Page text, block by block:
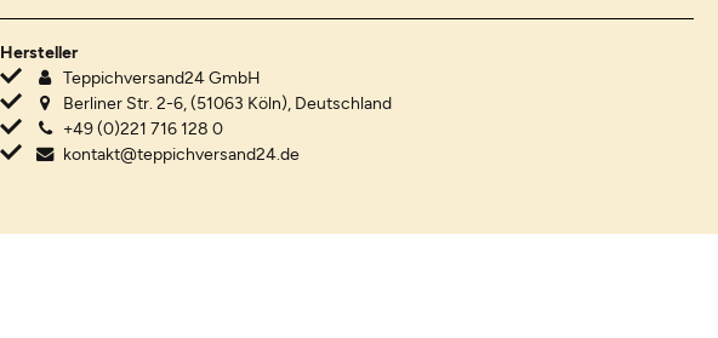
Hersteller
Teppichversand24 GmbH
Berliner Str. 2-6, (51063 Köln), Deutschland
+49 (0)221 716 128 0
kontakt@teppichversand24.de